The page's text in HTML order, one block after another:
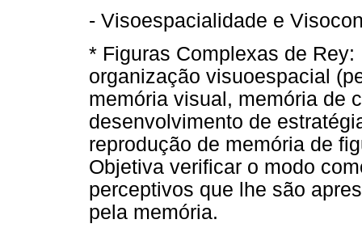
- Visoespacialidade e
* Figuras Complexas de
organização visuoespacial
memória visual, memória de
desenvolvimento de
reprodução de memória de
Objetiva verificar o modo
perceptivos que lhe são
pela memória.